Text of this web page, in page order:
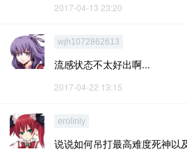
2017-04-13 23:20
wjh1072862613
流感状态不太好出啊...
2017-04-22 13:15
erolinly
说说如何吊打最高难度死神以